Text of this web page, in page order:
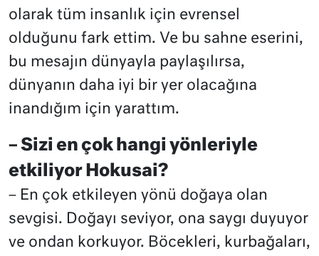
olarak tüm insanlık için evrensel
olduğunu fark ettim. Ve bu sahne eserini,
bu mesajın dünyayla paylaşılırsa,
dünyanın daha iyi bir yer olacağına
inandığım için yarattım.
– Sizi en çok hangi yönleriyle
etkiliyor Hokusai?
– En çok etkileyen yönü doğaya olan
sevgisi. Doğayı seviyor, ona saygı duyuyor
ve ondan korkuyor. Böcekleri, kurbağaları,